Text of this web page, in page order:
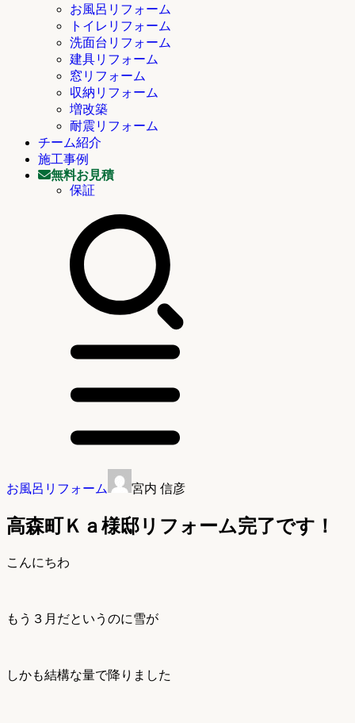
お風呂リフォーム
トイレリフォーム
洗面台リフォーム
建具リフォーム
窓リフォーム
収納リフォーム
増改築
耐震リフォーム
チーム紹介
施工事例
無料お見積
保証
お風呂リフォーム 宮内 信彦
高森町Ｋａ様邸リフォーム完了です！
こんにちわ
もう３月だというのに雪が
しかも結構な量で降りました